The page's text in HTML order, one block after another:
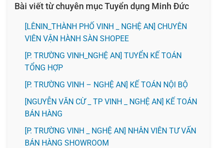
Bài viết từ chuyên mục Tuyển dụng Minh Đức
️[LÊNIN_THÀNH PHỐ VINH _ NGHỆ AN] CHUYÊN
VIÊN VẬN HÀNH SÀN SHOPEE
[P. TRƯỜNG VINH_NGHỆ AN] TUYỂN KẾ TOÁN
TỔNG HỢP
[P. TRƯỜNG VINH – NGHỆ AN] KẾ TOÁN NỘI BỘ
[NGUYỄN VĂN CỪ _ TP VINH _ NGHỆ AN] KẾ TOÁN
BÁN HÀNG
[P. TRƯỜNG VINH _ NGHỆ AN] NHÂN VIÊN TƯ VẤN
BÁN HÀNG SHOWROOM